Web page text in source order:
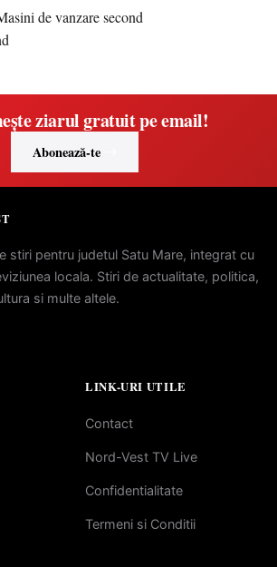
ziarul gratuit pe email!
Abonează-te
stiri pentru judetul Satu Mare, integrat cu
locala. Stiri de actualitate, politica,
si multe altele.
LINK-URI UTILE
Contact
Nord-Vest TV Live
Confidentialitate
Termeni si Conditii